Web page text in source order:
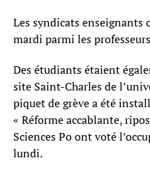
Les syndicats enseignants
mardi parmi les
Des étudiants étaient
site Saint-Charles de
piquet de grève a été
« Réforme accablante,
Sciences Po ont voté
lundi.